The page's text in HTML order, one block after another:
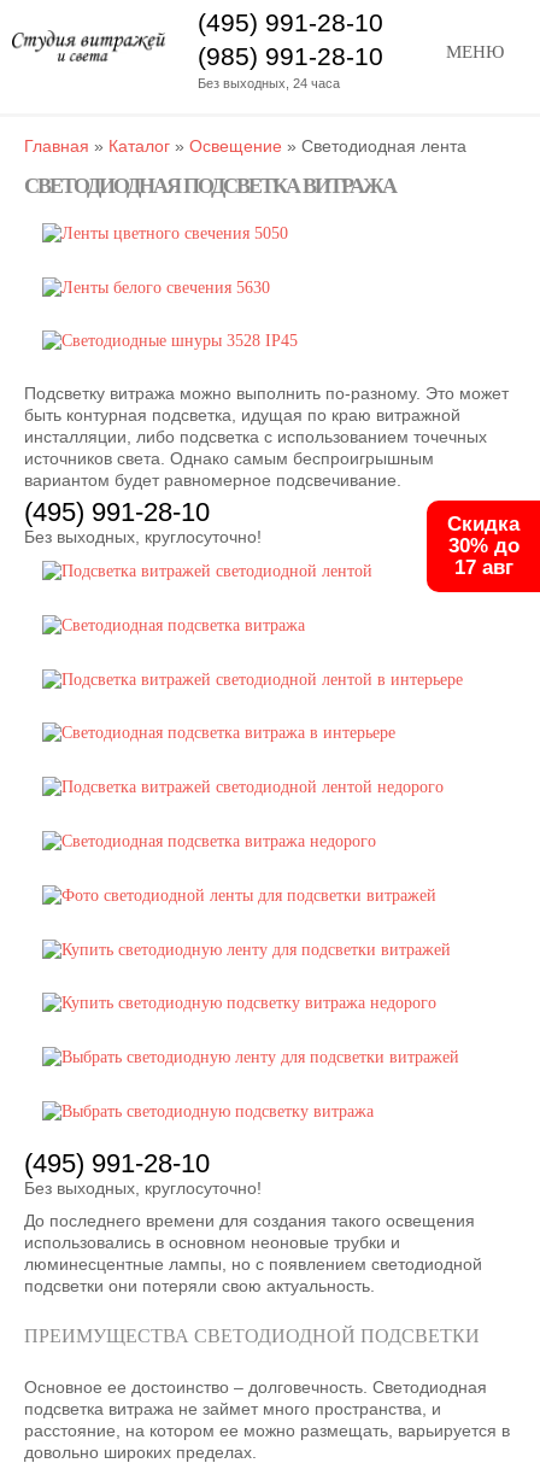
МЕНЮ
(495) 991-28-10
(985) 991-28-10
Без выходных, 24 часа
Главная » Каталог » Освещение » Светодиодная лента
СВЕТОДИОДНАЯ ПОДСВЕТКА ВИТРАЖА
Подсветку витража можно выполнить по-разному. Это может
быть контурная подсветка, идущая по краю витражной
инсталляции, либо подсветка с использованием точечных
источников света. Однако самым беспроигрышным
вариантом будет равномерное подсвечивание.
(495) 991-28-10
Без выходных, круглосуточно!
(495) 991-28-10
Без выходных, круглосуточно!
До последнего времени для создания такого освещения
использовались в основном неоновые трубки и
люминесцентные лампы, но с появлением светодиодной
подсветки они потеряли свою актуальность.
ПРЕИМУЩЕСТВА СВЕТОДИОДНОЙ ПОДСВЕТКИ
Основное ее достоинство – долговечность. Светодиодная
подсветка витража не займет много пространства, и
расстояние, на котором ее можно размещать, варьируется в
довольно широких пределах.
Скидка
30% до
17 авг